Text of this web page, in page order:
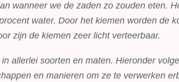
wanneer we de zaden zo zouden eten.
water. Door het kiemen worden de
zijn de kiemen zeer licht verteerbaar.
allerlei soorten en maten. Hieronder
en manieren om ze te verwerken